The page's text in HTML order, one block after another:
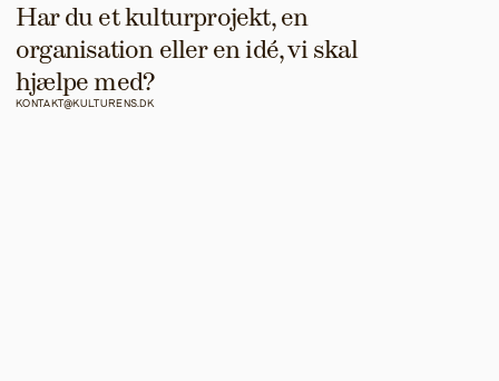
Har du et kulturprojekt, en
organisation eller en idé, vi skal
hjælpe med?
KONTAKT@KULTURENS.DK